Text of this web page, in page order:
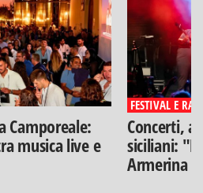
Camporeale:
musica live e
FESTIVAL E
Concerti,
siciliani:
Armerina